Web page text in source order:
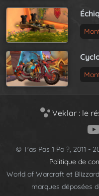
Veklar : le
© T'as Pas 1 Po ?, 2011 -
Politique de
World of Warcraft et
marques déposées